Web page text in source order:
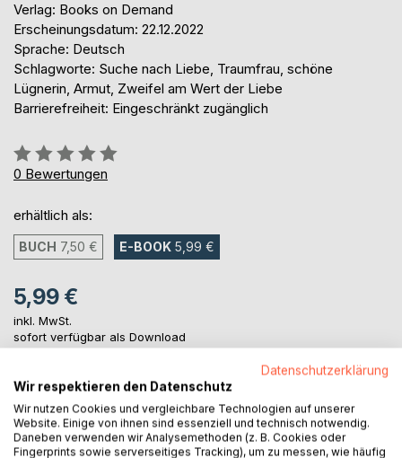
Verlag: Books on Demand
Erscheinungsdatum: 22.12.2022
Sprache: Deutsch
Schlagworte: Suche nach Liebe, Traumfrau, schöne
Lügnerin, Armut, Zweifel am Wert der Liebe
Barrierefreiheit: Eingeschränkt zugänglich
Bewertung::
0%
0 Bewertungen
erhältlich als:
BUCH 7,50 € E-BOOK 5,99 €
5,99 €
inkl. MwSt.
sofort verfügbar als Download
Auf die Merkliste
Datenschutzerklärung
Wir respektieren den Datenschutz
Wir nutzen Cookies und vergleichbare Technologien auf unserer
Website. Einige von ihnen sind essenziell und technisch notwendig.
Daneben verwenden wir Analysemethoden (z. B. Cookies oder
Fingerprints sowie serverseitiges Tracking), um zu messen, wie häufig